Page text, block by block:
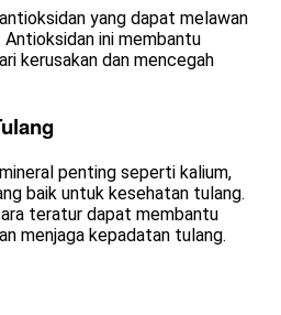
yang dapat melawan
ini membantu
kerusakan dan mencegah
penting seperti kalium,
baik untuk kesehatan tulang.
teratur dapat membantu
menjaga kepadatan tulang.